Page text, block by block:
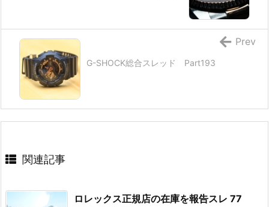
G-SHOCK総合スレッド Part193
Prev
関連記事
ロレックス正規店の在庫を報告スレ 77